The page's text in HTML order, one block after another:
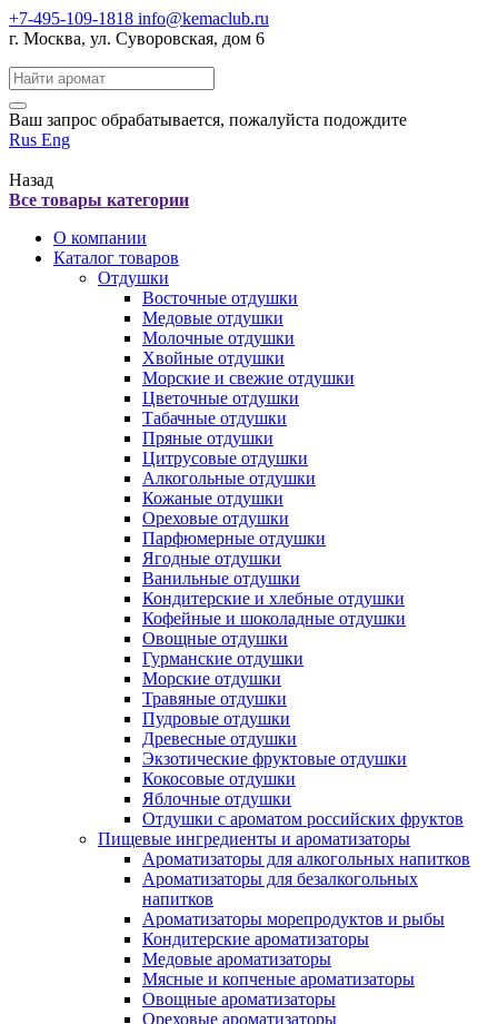
+7-495-109-1818 info@kemaclub.ru
г. Москва, ул. Суворовская, дом 6
Поиск:
Ваш запрос обрабатывается, пожалуйста подождите
Rus Eng
Назад
Все товары категории
О компании
Каталог товаров
Отдушки
Восточные отдушки
Медовые отдушки
Молочные отдушки
Хвойные отдушки
Морские и свежие отдушки
Цветочные отдушки
Табачные отдушки
Пряные отдушки
Цитрусовые отдушки
Алкогольные отдушки
Кожаные отдушки
Ореховые отдушки
Парфюмерные отдушки
Ягодные отдушки
Ванильные отдушки
Кондитерские и хлебные отдушки
Кофейные и шоколадные отдушки
Овощные отдушки
Гурманские отдушки
Морские отдушки
Травяные отдушки
Пудровые отдушки
Древесные отдушки
Экзотические фруктовые отдушки
Кокосовые отдушки
Яблочные отдушки
Отдушки с ароматом российских фруктов
Пищевые ингредиенты и ароматизаторы
Ароматизаторы для алкогольных напитков
Ароматизаторы для безалкогольных
напитков
Ароматизаторы морепродуктов и рыбы
Кондитерские ароматизаторы
Медовые ароматизаторы
Мясные и копченые ароматизаторы
Овощные ароматизаторы
Ореховые ароматизаторы